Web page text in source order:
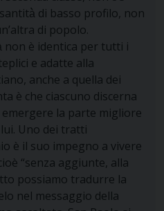
di basso profilo, non
di popolo.
non è identica per tutti i
e adatte alla
anche a quella dei
è che ciascuno discerna
la parte migliore
Uno dei tratti
è il suo impegno a vivere
“senza aggiunte, alla
possiamo tradurre la
nel messaggio della